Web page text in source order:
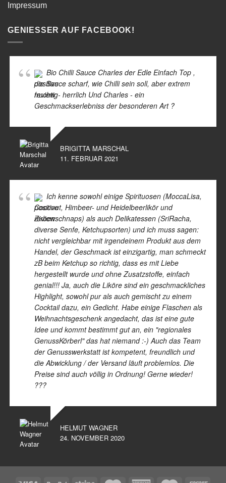
Impressum
GENIESSER AUF FACEBOOK!
Bio Chilli Sauce Charles der Edle Einfach Top ,
die Sauce scharf, wie Chilli sein soll, aber extrem
fruchtig- herrlich Und Charles - ein
Geschmackserlebniss der besonderen Art ?
BRIGITTA MARSCHAL
11. FEBRUAR 2021
Ich kenne sowohl einige Spirituosen (MoccaLisa,
Coconut, Himbeer- und Heidelbeerlikör und
Zirbenschnaps) als auch Delikatessen (SriRacha,
diverse Senfe, Ketchupsorten) und ich muss sagen:
nicht vergleichbar mit irgendeinem Produkt aus dem
Handel, der Geschmack ist einzigartig, man schmeckt
zB beim Ketchup so richtig, dass es mit Liebe
hergestellt wurde und ohne Zusatzstoffe, einfach
genial!!! Ja, auch die Liköre sind ein geschmackliches
Highlight, sowohl pur als auch gemischt zu einem
Cocktail dazu, ein Gedicht. Habe einige Flaschen als
Weihnachtsgeschenk angedacht, das ist eine gute
Idee und kommt bestimmt gut an, ein "regionales
GenussKörberl" das hat niemand :-) Auch das Team
der Genusswerkstatt ist kompetent, freundlich und
die Abwicklung / der Versand läuft problemlos. Die
Preise sind auch völlig in Ordnung! Gerne wieder!
???
HELMUT WAGNER
24. NOVEMBER 2020